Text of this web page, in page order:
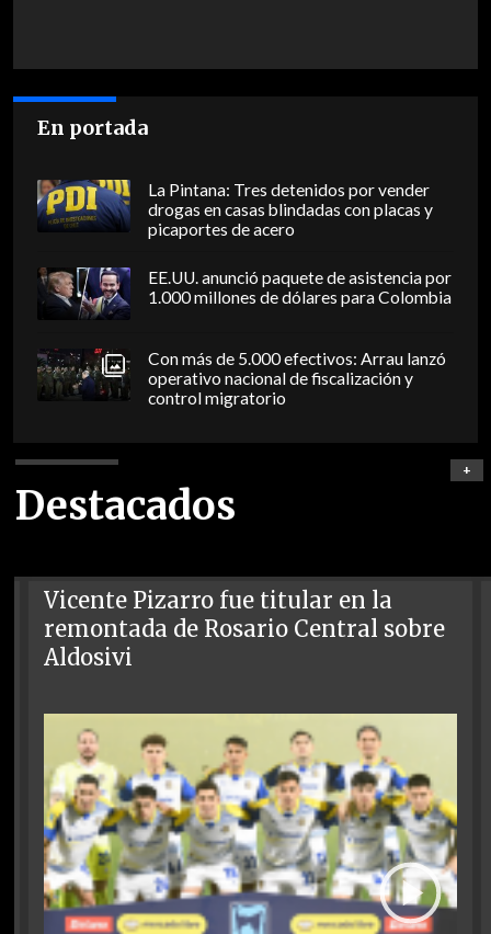
En portada
La Pintana: Tres detenidos por vender
drogas en casas blindadas con placas y
picaportes de acero
EE.UU. anunció paquete de asistencia por
1.000 millones de dólares para Colombia
Con más de 5.000 efectivos: Arrau lanzó
operativo nacional de fiscalización y
control migratorio
Destacados
+
Vicente Pizarro fue titular en la
remontada de Rosario Central sobre
Aldosivi